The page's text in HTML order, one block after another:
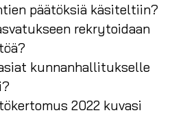
päätöksiä käsiteltiin?
rekrytoidaan
kunnanhallitukselle
2022 kuvasi